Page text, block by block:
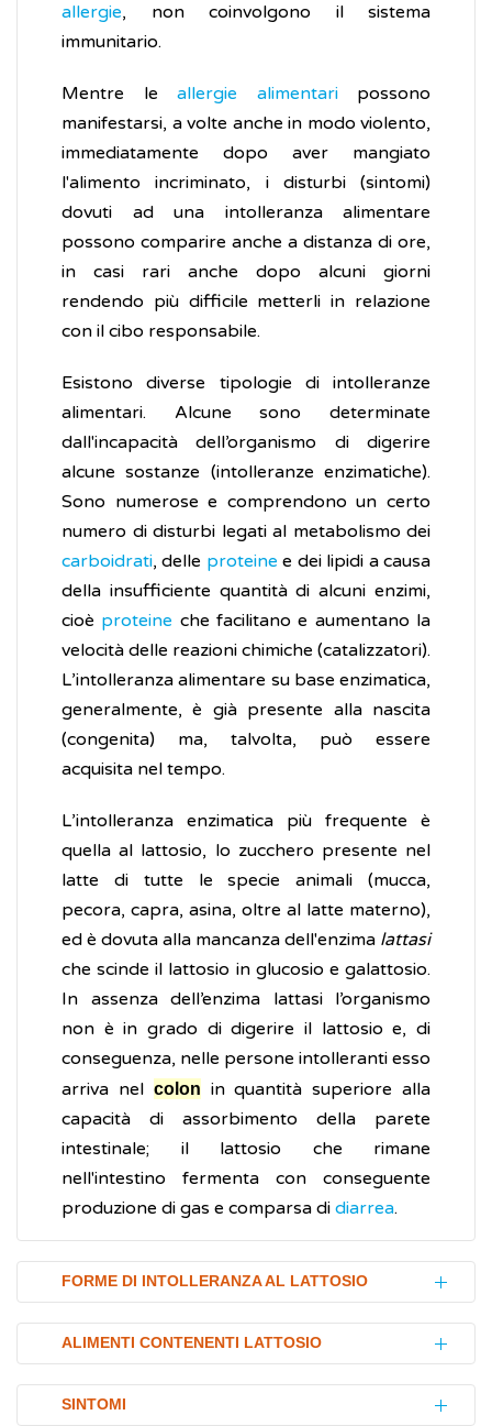
allergie, non coinvolgono il sistema
immunitario.
Mentre le allergie alimentaripossono
manifestarsi, a volte anche in modo violento,
immediatamente dopo aver mangiato
l'alimento incriminato, i disturbi (sintomi)
dovuti ad una intolleranza alimentare
possono comparire anche a distanza di ore,
in casi rari anche dopo alcuni giorni
rendendo più difficile metterli in relazione
con il cibo responsabile.
Esistono diverse tipologie di intolleranze
alimentari. Alcune sono determinate
dall'incapacità dell’organismo di digerire
alcune sostanze (intolleranze enzimatiche).
Sono numerose e comprendono un certo
numero di disturbi legati al metabolismo dei
carboidrati, delle proteine e dei lipidi a causa
della insufficiente quantità di alcuni enzimi,
cioè proteine che facilitano e aumentano la
velocità delle reazioni chimiche (catalizzatori).
L’intolleranza alimentare su base enzimatica,
generalmente, è già presente alla nascita
(congenita) ma, talvolta, può essere
acquisita nel tempo.
L’intolleranza enzimatica più frequente è
quella al lattosio, lo zucchero presente nel
latte di tutte le specie animali (mucca,
pecora, capra, asina, oltre al latte materno),
ed è dovuta alla mancanza dell'enzima lattasi
che scinde il lattosio in glucosio e galattosio.
In assenza dell’enzima lattasi l’organismo
non è in grado di digerire il lattosio e, di
conseguenza, nelle persone intolleranti esso
arriva nel colon in quantità superiore alla
capacità di assorbimento della parete
intestinale; il lattosio che rimane
nell'intestino fermenta con conseguente
produzione di gas e comparsa di diarrea.
FORME DI INTOLLERANZA AL LATTOSIO
I tipi principali di intolleranza al lattosio
conosciuti sono tre:
mancanza, fin dalla nascita, dell’enzima
ALIMENTI CONTENENTI LATTOSIO
Il lattosio è presente in moltissimi alimenti.
SINTOMI